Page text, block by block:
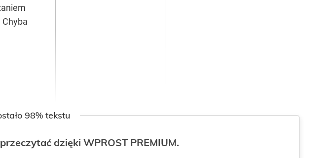
98% tekstu
dzięki WPROST PREMIUM.